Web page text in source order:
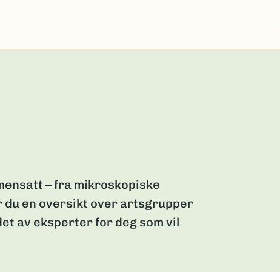
– fra mikroskopiske
en oversikt over artsgrupper
av eksperter for deg som vil